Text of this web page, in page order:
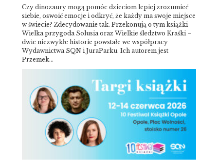
Czy dinozaury mogą pomóc dzieciom lepiej zrozumieć
siebie, oswoić emocje i odkryć, że każdy ma swoje miejsce
w świecie? Zdecydowanie tak. Przekonują o tym książki
Wielka przygoda Solusia oraz Wielkie śledztwo Kraśki –
dwie niezwykłe historie powstałe we współpracy
Wydawnictwa SQN i JuraParku. Ich autorem jest
Przemek…